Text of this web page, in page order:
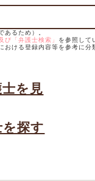
あるため）。
び「弁護士検索」 を参照して
おける登録内容等を参考に分
を見
探す